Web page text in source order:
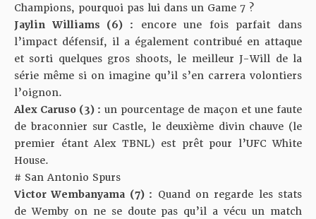
Champions, pourquoi pas lui dans un Game 7 ?
Jaylin Williams (6) : encore une fois parfait dans
l’impact défensif, il a également contribué en attaque
et sorti quelques gros shoots, le meilleur J-Will de la
série même si on imagine qu’il s’en carrera volontiers
l’oignon.
Alex Caruso (3) : un pourcentage de maçon et une faute
de braconnier sur Castle, le deuxième divin chauve (le
premier étant Alex TBNL) est prêt pour l’UFC White
House.
# San Antonio Spurs
Victor Wembanyama (7) : Quand on regarde les stats
de Wemby on ne se doute pas qu’il a vécu un match